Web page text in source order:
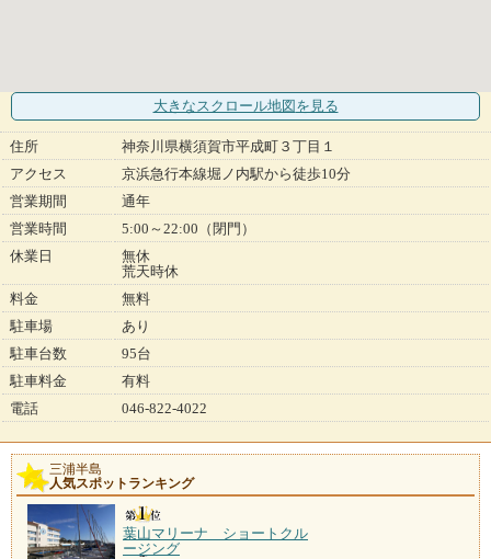
大きなスクロール地図 を見る
住所
神奈川県横須賀市平成町３丁目１
アクセス
京浜急行本線堀ノ内駅から徒歩10分
営業期間
通年
営業時間
5:00～22:00（閉門）
休業日
無休
荒天時休
料金
無料
駐車場
あり
駐車台数
95台
駐車料金
有料
電話
046-822-4022
三浦半島
人気スポットランキング
葉山マリーナ ショートクル
ージング